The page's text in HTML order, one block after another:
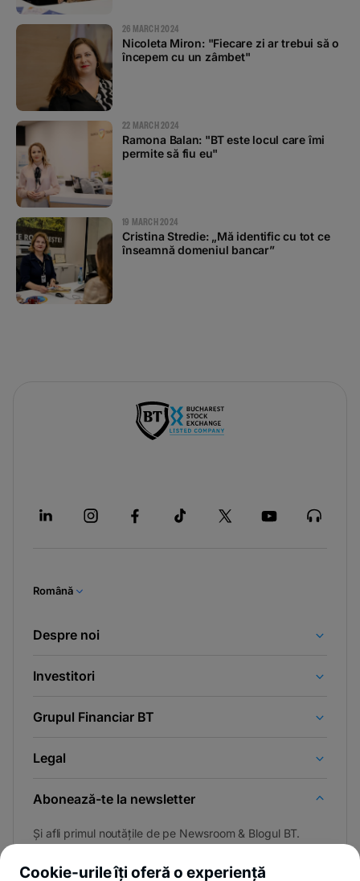
26 MARCH 2024
Nicoleta Miron: "Fiecare zi ar trebui să o
începem cu un zâmbet"
22 MARCH 2024
Ramona Balan: "BT este locul care îmi
permite să fiu eu"
19 MARCH 2024
Cristina Stredie: „Mă identific cu tot ce
înseamnă domeniul bancar”
Română
Despre noi
Investitori
Grupul Financiar BT
Legal
Abonează-te la newsletter
Și afli primul noutățile de pe Newsroom & Blogul BT.
Cookie-urile îți oferă o experiență